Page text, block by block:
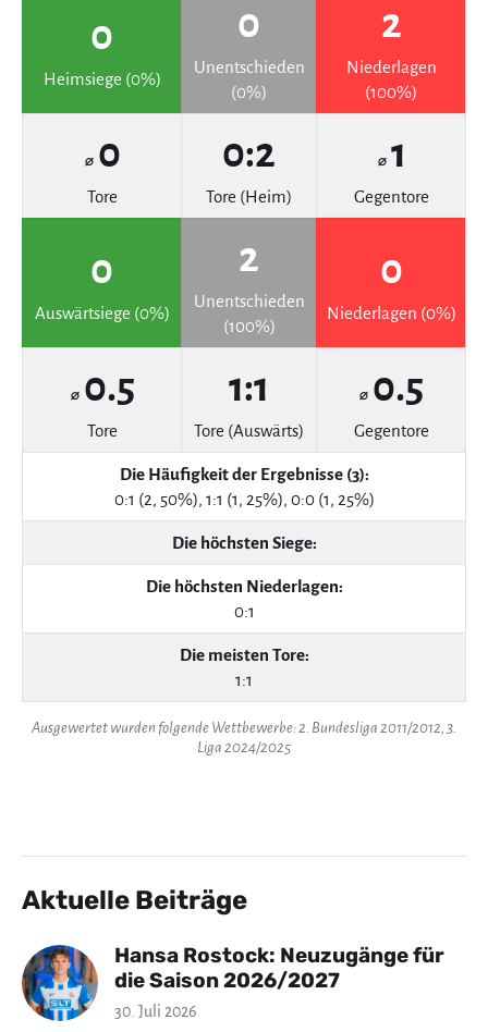
0
Heimsiege (0%)
0
Unentschieden
(0%)
2
Niederlagen
(100%)
⌀ 0
Tore
0:2
Tore (Heim)
⌀ 1
Gegentore
0
Auswärtsiege (0%)
2
Unentschieden
(100%)
0
Niederlagen (0%)
⌀ 0.5
Tore
1:1
Tore (Auswärts)
⌀ 0.5
Gegentore
Die Häufigkeit der Ergebnisse (3):
0:1 (2, 50%), 1:1 (1, 25%), 0:0 (1, 25%)
Die höchsten Siege:
Die höchsten Niederlagen:
0:1
Die meisten Tore:
1:1
Ausgewertet wurden folgende Wettbewerbe: 2. Bundesliga 2011/2012, 3.
Liga 2024/2025
Aktuelle Beiträge
Hansa Rostock: Neuzugänge für
die Saison 2026/2027
30. Juli 2026